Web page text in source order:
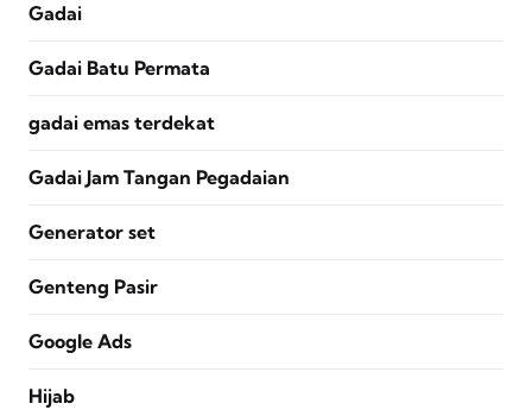
Gadai
Gadai Batu Permata
gadai emas terdekat
Gadai Jam Tangan Pegadaian
Generator set
Genteng Pasir
Google Ads
Hijab